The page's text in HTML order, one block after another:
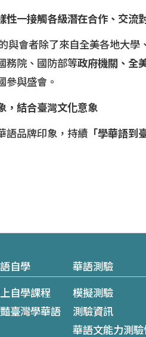
性一接觸各級潛在合作、交流
與會者除了來自全美各地大
務院、國防部等政府機關、全
參與盛會。
，結合臺灣文化意象
語品牌印象，持續 「學華語到
自學
自學課程
臺灣學華語
華語測驗
模擬測驗
測驗資訊
華語文能力測驗